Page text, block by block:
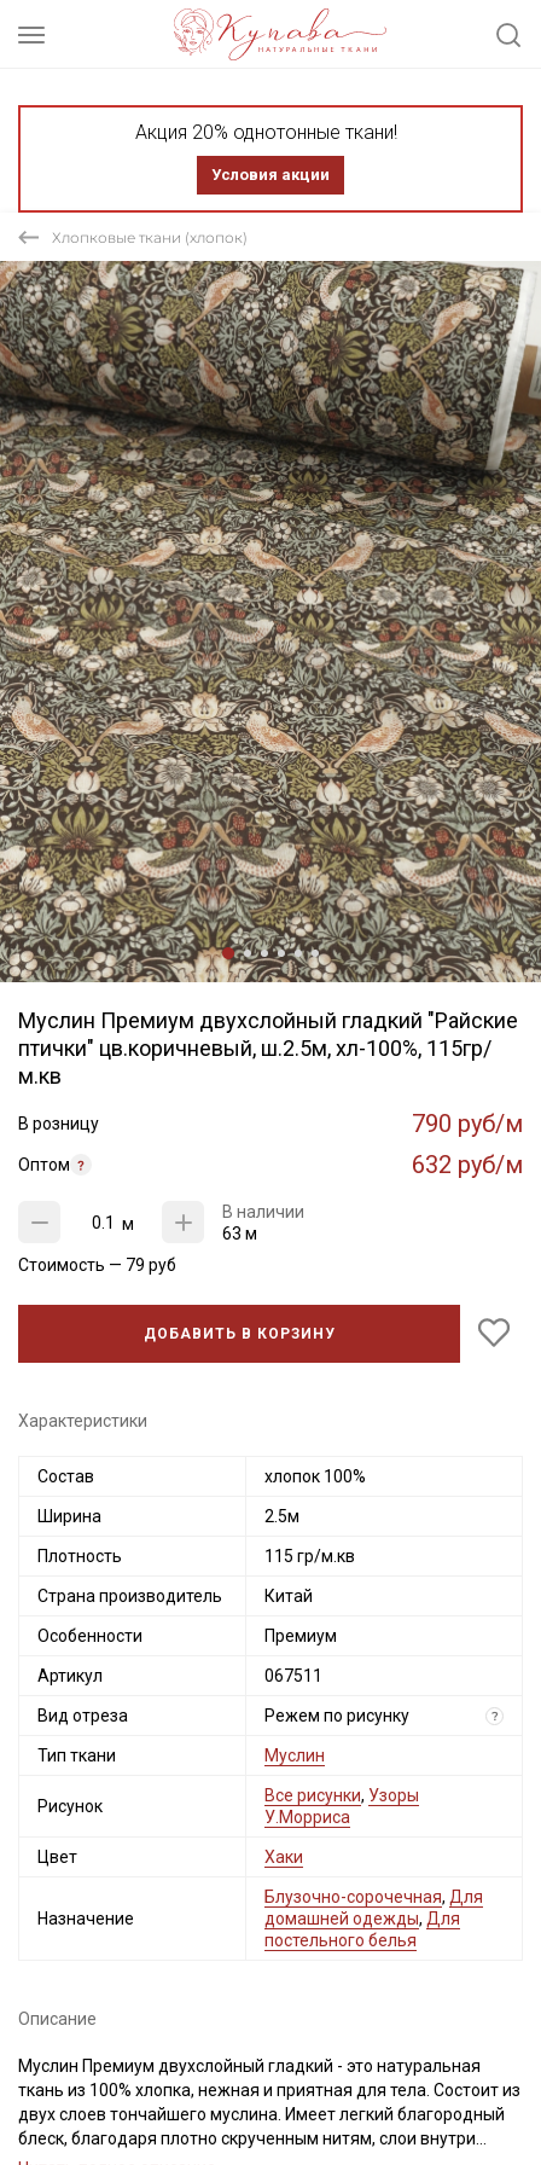
Акция 20% однотонные ткани!
Условия акции
Хлопковые ткани (хлопок)
Муслин Премиум двухслойный гладкий "Райские
птички" цв.коричневый, ш.2.5м, хл-100%, 115гр/
м.кв
В розницу 790 руб/м
Оптом 632 руб/м
м
В наличии
63 м
Стоимость — 79 руб
ДОБАВИТЬ В КОРЗИНУ
Характеристики
Состав хлопок 100%
Ширина 2.5м
Плотность 115 гр/м.кв
Страна производитель Китай
Особенности Премиум
Артикул 067511
Вид отреза Режем по рисунку ?
Тип ткани Муслин
Рисунок
Все рисунки, Узоры
У.Морриса
Цвет Хаки
Назначение
Блузочно-сорочечная, Для
домашней одежды, Для
постельного белья
Описание
Муслин Премиум двухслойный гладкий - это натуральная
ткань из 100% хлопка, нежная и приятная для тела. Состоит из
двух слоев тончайшего муслина. Имеет легкий благородный
блеск, благодаря плотно скрученным нитям, слои внутри
Секретная рассылка от Купава
Мы публикуем здесь дополнительные
промокоды и скидки до 30% на узкие
Электронная почта